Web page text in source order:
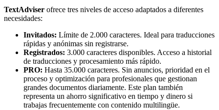
TextAdviser ofrece tres niveles de acceso adaptados a diferentes
necesidades:
Invitados: Límite de 2.000 caracteres. Ideal para traducciones
rápidas y anónimas sin registrarse.
Registrados: 3.000 caracteres disponibles. Acceso a historial
de traducciones y procesamiento más rápido.
PRO: Hasta 35.000 caracteres. Sin anuncios, prioridad en el
proceso y optimización para profesionales que gestionan
grandes documentos diariamente. Este plan también
representa un ahorro significativo en tiempo y dinero si
trabajas frecuentemente con contenido multilingüe.